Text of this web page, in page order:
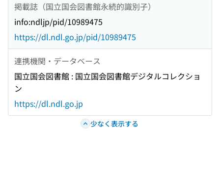
掲載誌（国立国会図書館永続的識別子）
info:ndljp/pid/10989475
https://dl.ndl.go.jp/pid/10989475
連携機関・データベース
国立国会図書館 : 国立国会図書館デジタルコレクショ
ン
https://dl.ndl.go.jp
少なく表示する